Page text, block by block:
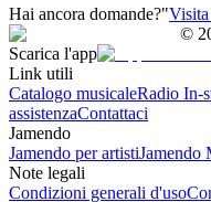
Hai ancora domande?"Visita
©
Scarica l'app
Link utili
Catalogo musicaleRadio In-
assistenzaContattaci
Jamendo
Jamendo per artistiJamendo
Note legali
Condizioni generali d'uso